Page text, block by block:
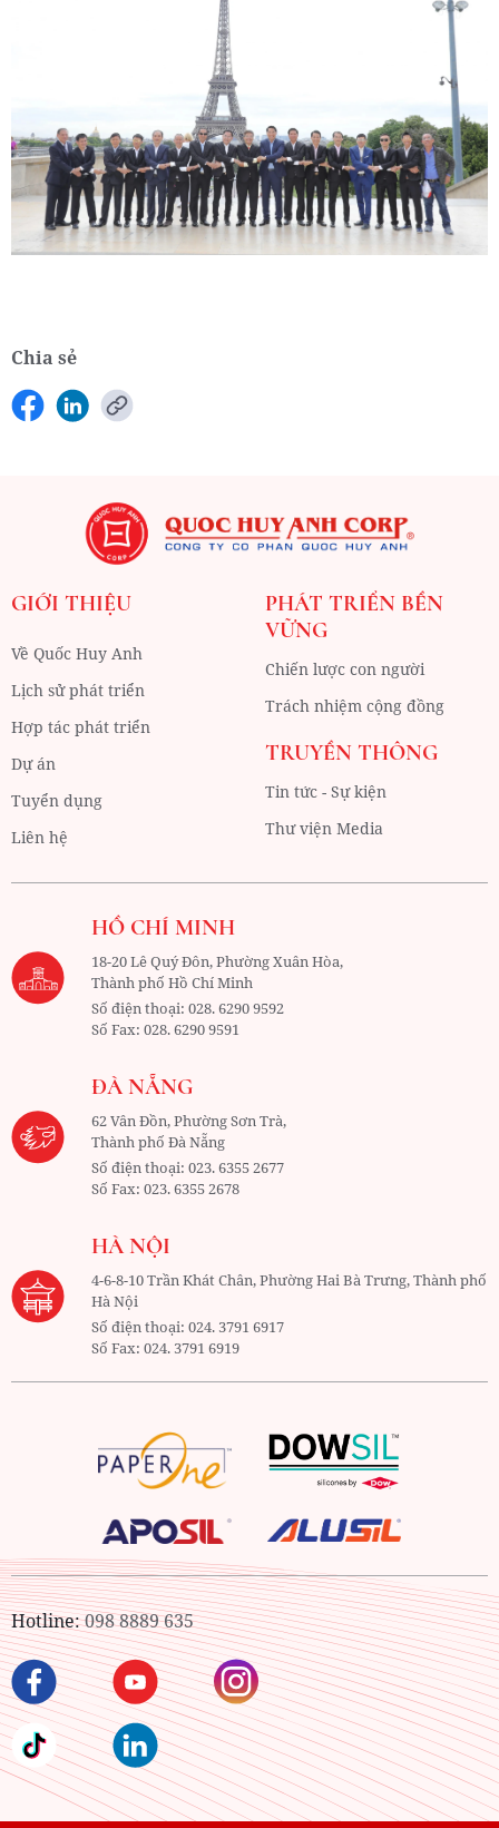
Chia sẻ
GIỚI THIỆU
Về Quốc Huy Anh
Lịch sử phát triển
Hợp tác phát triển
Dự án
Tuyển dụng
Liên hệ
PHÁT TRIỂN BỀN
VỮNG
Chiến lược con người
Trách nhiệm cộng đồng
TRUYỀN THÔNG
Tin tức - Sự kiện
Thư viện Media
HỒ CHÍ MINH
18-20 Lê Quý Đôn, Phường Xuân Hòa,
Thành phố Hồ Chí Minh
Số điện thoại:028. 6290 9592
Số Fax:028. 6290 9591
ĐÀ NẴNG
62 Vân Đồn, Phường Sơn Trà,
Thành phố Đà Nẵng
Số điện thoại:023. 6355 2677
Số Fax:023. 6355 2678
HÀ NỘI
4-6-8-10 Trần Khát Chân, Phường Hai Bà Trưng, Thành phố
Hà Nội
Số điện thoại:024. 3791 6917
Số Fax:024. 3791 6919
Hotline:098 8889 635